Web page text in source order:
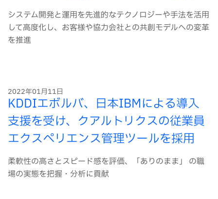
システム開発と運用を先進的なテクノロジーや手法を活用
して高度化し、お客様や協力会社との共創モデルへの変革
を推進
2022年01月11日
KDDIエボルバ、日本IBMによる導入
支援を受け、クアルトリクスの従業員
エクスペリエンス管理ツールを採用
柔軟性の高さとスピード感を評価、「ありのまま」 の職
場の実態を把握・分析に貢献